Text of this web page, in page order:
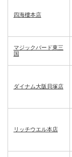
四海樓本店
マジックバード東三
国
ダイナム大阪貝塚店
リッチウエル本店